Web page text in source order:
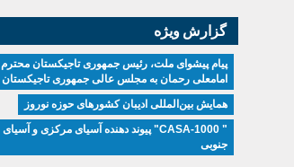
گزارش ویژه
پیام پیشوای ملت، رئیس جمهوری تاجیکستان محترم
امامعلی رحمان به مجلس عالی جمهوری تاجیکستان
همایش بین‌المللی ادیبان کشور‌های حوزه نوروز
" CASA-1000" پیوند دهنده آسیای مرکزی و آسیای
جنوبی